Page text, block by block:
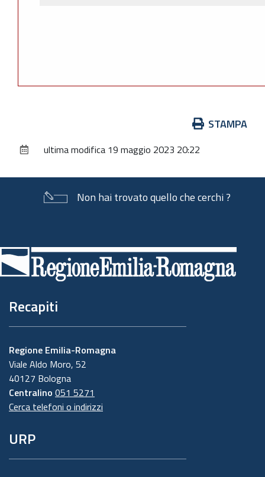
documento
STAMPA
ultima modifica 19 maggio 2023 20:22
Non hai trovato quello che cerchi ?
di
pagina
Recapiti
Regione Emilia-Romagna
Viale Aldo Moro, 52
40127 Bologna
Centralino 051 5271
Cerca telefoni o indirizzi
URP